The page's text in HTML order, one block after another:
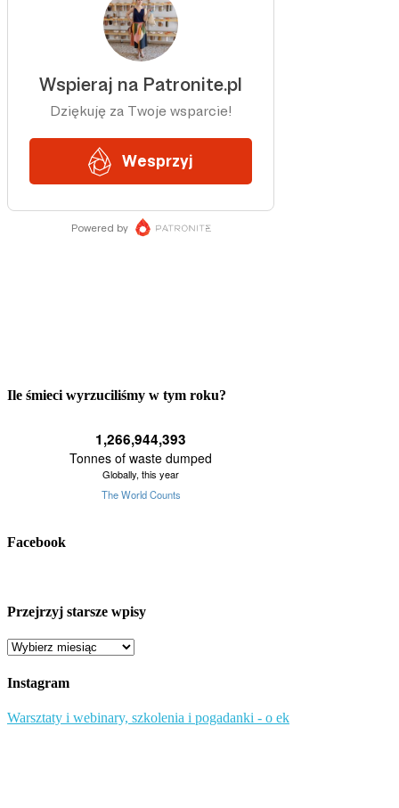
Ile śmieci wyrzuciliśmy w tym roku?
Facebook
Przejrzyj starsze wpisy
Przejrzyj
wpisy
Instagram
Warsztaty i webinary, szkolenia i pogadanki - o ek